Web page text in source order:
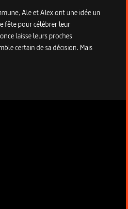
Ale et Alex ont une idée un
fête pour célébrer leur
laisse leurs proches
certain de sa décision. Mais
gauche